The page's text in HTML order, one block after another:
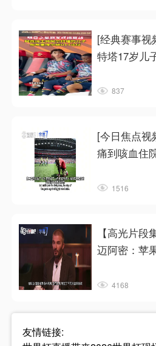
[经典赛事视
特塔17岁儿
837
[今日焦点视
痛到咳血住
1516
【高光片段
迈阿密：苹
4168
友情链接: